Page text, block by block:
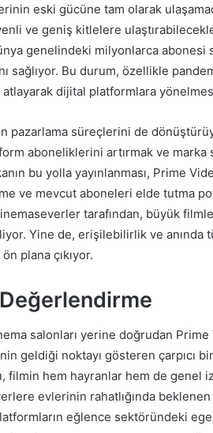
eski gücüne tam olarak
ve geniş kitlelere
genelindeki milyonlarca abonesi
sağlıyor. Bu durum, özellikle
dijital platformlara
pazarlama süreçlerini de
aboneliklerini artırmak ve
bu yolla yayınlanması, Prime
ve mevcut aboneleri elde tutma
tarafından, büyük
Yine de, erişilebilirlik ve anında
plana çıkıyor.
salonları yerine doğrudan Prime
geldiği noktayı gösteren çarpıcı
filmin hem hayranlar hem de genel
evlerinin rahatlığında
eğlence sektöründeki